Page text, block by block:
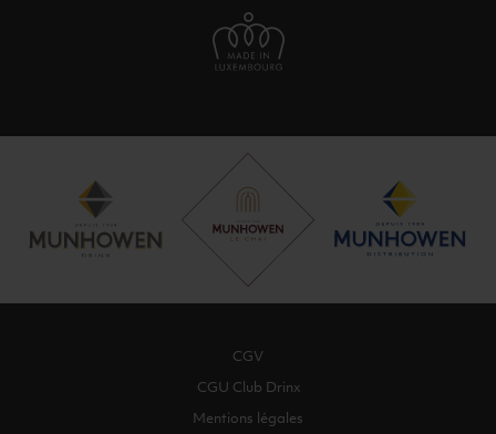
CGV
CGU Club Drinx
Mentions légales